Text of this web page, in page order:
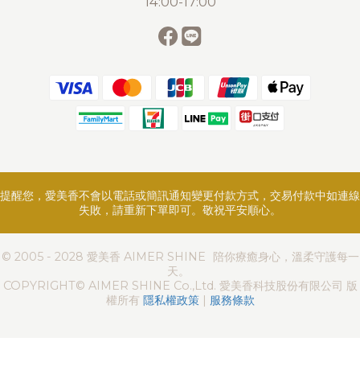
提醒您，愛美香不會以電話或簡訊通知變更付款方式，交易付款中如連線
失敗，請重新下單即可。敬祝平安順心。
© 2005 - 2028 愛美香 AIMER SHINE 陪你療癒身心，溫柔守護每一
天。
COPYRIGHT© AIMER SHINE Co.,Ltd. 愛美香科技股份有限公司 版
權所有 隱私權政策| 服務條款